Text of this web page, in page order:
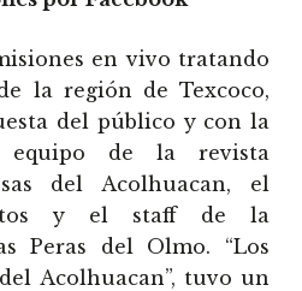
en vivo tratando
la región de Texcoco,
del público y con la
equipo de la revista
del Acolhuacan, el
y el staff de la
Peras del Olmo. “Los
Acolhuacan”, tuvo un